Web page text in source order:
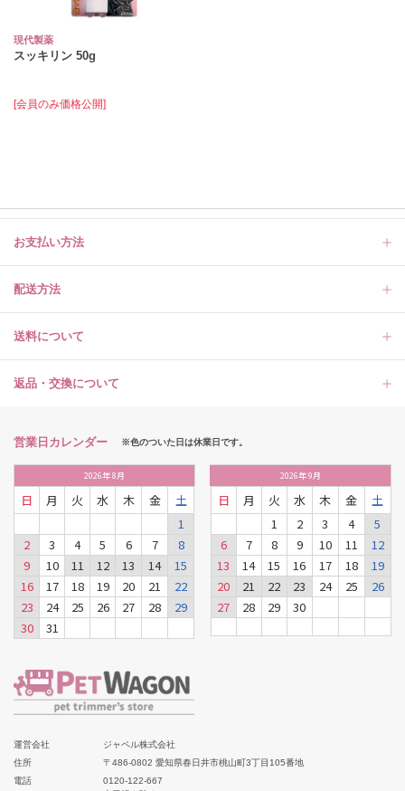
現代製薬
スッキリン 50g
[会員のみ価格公開]
お支払い方法
配送方法
送料について
返品・交換について
営業日カレンダー ※色のついた日は休業日です。
2026年8月
日 月 火 水 木 金
土
1
2
3 4 5 6 7
8
9
10 11 12 13 14
15
16
17 18 19 20 21
22
23
24 25 26 27 28
29
30
31
2026年9月
日 月 火 水 木 金
土
1
2 3 4
5
6
7 8 9 10 11
12
13
14 15 16 17 18
19
20
21 22 23 24 25
26
27
28 29 30
運営会社
ジャペル株式会社
住所
〒486-0802 愛知県春日井市桃山町3丁目105番地
電話
0120-122-667